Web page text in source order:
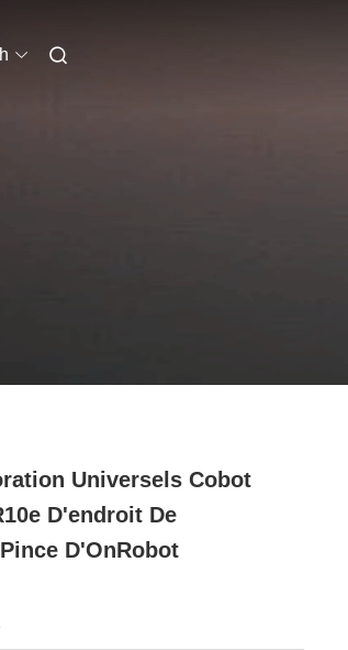
Universels Cobot
D'endroit De
D'OnRobot